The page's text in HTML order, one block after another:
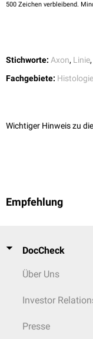
500 Zeichen verbleibend.
Stichworte: Axon, Linie,
Fachgebiete: Histologie
Wichtiger Hinweis zu
Empfehlung
DocCheck
Über Uns
Investor
Presse